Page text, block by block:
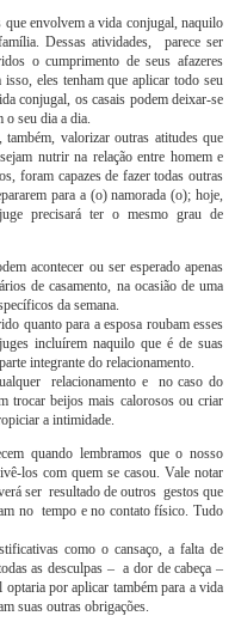
que envolvem a vida conjugal, naquilo
Dessas atividades, parece ser
o cumprimento de seus afazeres
eles tenham que aplicar todo seu
conjugal, os casais podem deixar-se
o seu dia a dia.
valorizar outras atitudes que
nutrir na relação entre homem e
foram capazes de fazer todas outras
para a (o) namorada (o); hoje,
precisará ter o mesmo grau de
acontecer ou ser esperado apenas
de casamento, na ocasião de uma
da semana.
quanto para a esposa roubam esses
incluírem naquilo que é de suas
integrante do relacionamento.
relacionamento e no caso do
trocar beijos mais calorosos ou criar
a intimidade.
quando lembramos que o nosso
los com quem se casou. Vale notar
ser resultado de outros gestos que
no tempo e no contato físico. Tudo
como o cansaço, a falta de
as desculpas – a dor de cabeça –
por aplicar também para a vida
suas outras obrigações.